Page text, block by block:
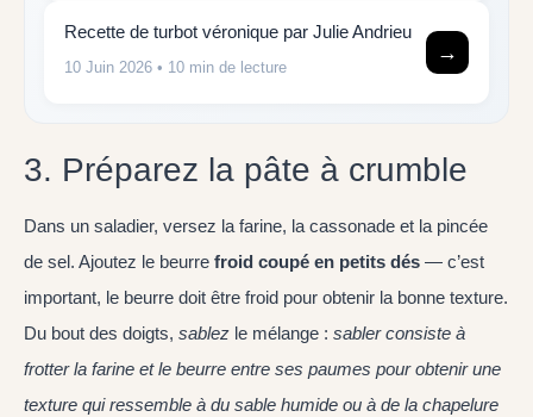
Recette de turbot véronique par Julie Andrieu
10 Juin 2026 • 10 min de lecture
→
3. Préparez la pâte à crumble
Dans un saladier, versez la farine, la cassonade et la pincée
de sel. Ajoutez le beurre froid coupé en petits dés — c’est
important, le beurre doit être froid pour obtenir la bonne texture.
Du bout des doigts, sablez le mélange : sabler consiste à
frotter la farine et le beurre entre ses paumes pour obtenir une
texture qui ressemble à du sable humide ou à de la chapelure